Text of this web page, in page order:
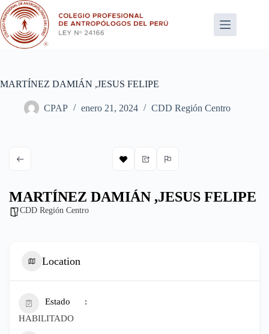
Saltar
al
contenido
MARTÍNEZ DAMIÁN ,JESUS FELIPE
CPAP enero 21, 2024 CDD Región Centro
MARTÍNEZ DAMIÁN ,JESUS FELIPE
CDD Región Centro
Location
Estado
HABILITADO